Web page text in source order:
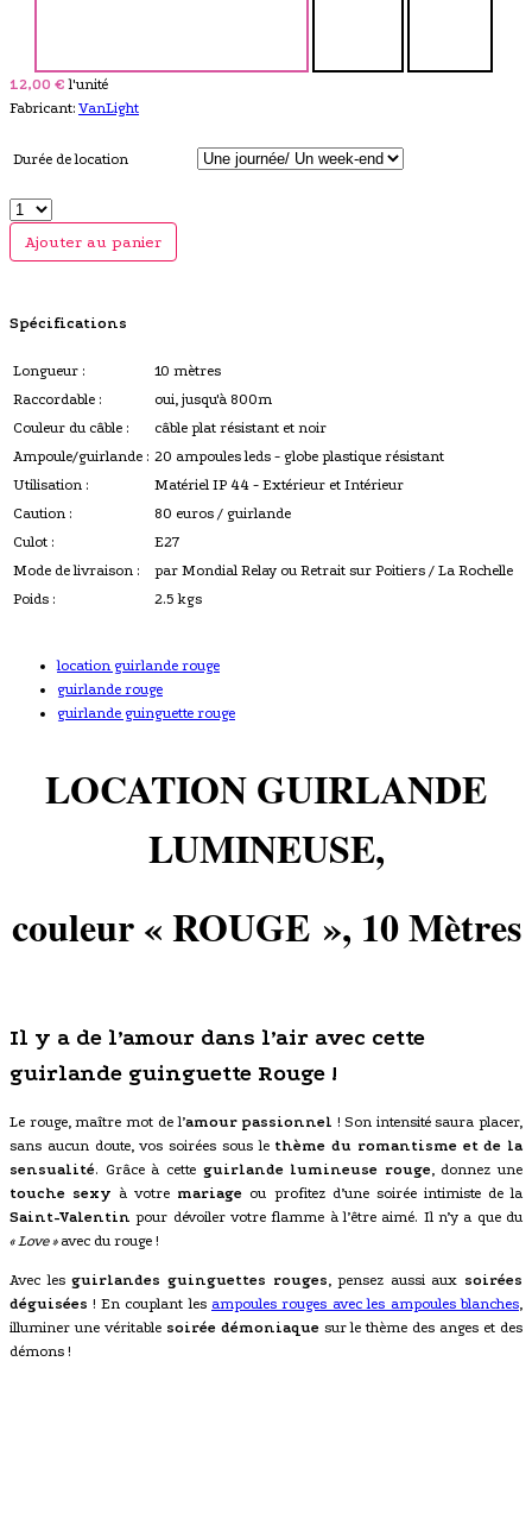
12,00 € l'unité
Fabricant: VanLight
Durée de location
Ajouter au panier
Spécifications
Longueur :
10 mètres
Raccordable :
oui, jusqu'à 800m
Couleur du câble :
câble plat résistant et noir
Ampoule/guirlande : 20 ampoules leds - globe plastique résistant
Utilisation :
Matériel IP 44 - Extérieur et Intérieur
Caution :
80 euros / guirlande
Culot :
E27
Mode de livraison :
par Mondial Relay ou Retrait sur Poitiers / La Rochelle
Poids :
2.5 kgs
location guirlande rouge
guirlande rouge
guirlande guinguette rouge
LOCATION GUIRLANDE
LUMINEUSE,
couleur«ROUGE», 10 Mètres
Il y a de l’amour dans l’air avec cette
guirlande guinguette Rouge !
Le rouge, maître mot de l’amour passionnel ! Son intensité saura placer,
sans aucun doute, vos soirées sous le thème du romantisme et de la
sensualité. Grâce à cette guirlande lumineuse rouge, donnez une
touche sexy à votre mariage ou profitez d’une soirée intimiste de la
Saint-Valentin pour dévoiler votre flamme à l’être aimé. Il n’y a que du
« Love »avec du rouge !
Avec lesguirlandes guinguettes rouges, pensez aussi aux soirées
déguisées ! En couplant les ampoules rouges avec les ampoules blanches,
illuminer une véritable soirée démoniaque sur le thème des anges et des
démons !